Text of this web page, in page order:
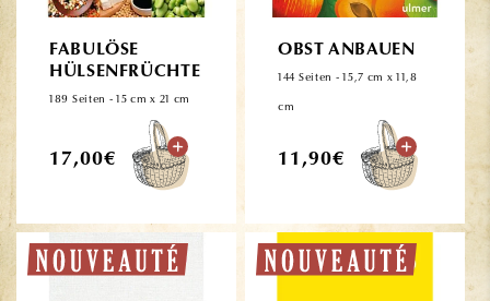
FABULÖSE
HÜLSENFRÜCHTE
189 Seiten - 15 cm x 21 cm
Normaler
17,00€
OBST ANBAUEN
144 Seiten - 15,7 cm x 11,8
cm
Normaler
11,90€